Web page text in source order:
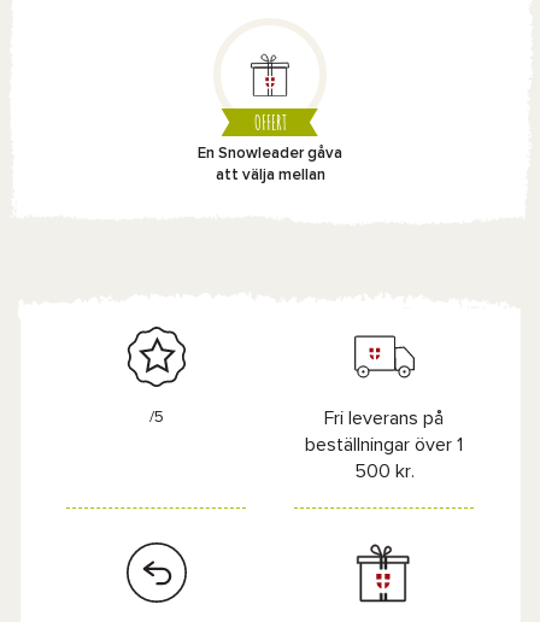
OFFERT
En Snowleader gåva
att välja mellan
/5
Fri leverans på
beställningar över 1
500 kr.